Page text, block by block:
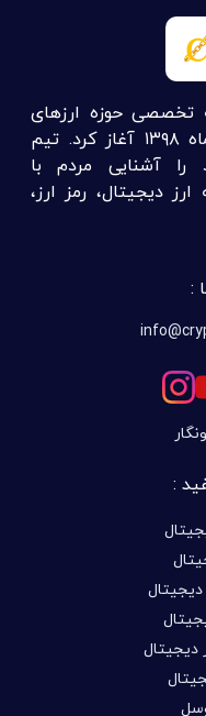
تخصصی حوزه ارزهای
دیجیتال، فعالیت خود را از تیر ماه ۱۳۹۸ آغاز کرد. تیم
را آشنایی مردم با
دیجیتال، رمز ارز،
:
:
دیجیتال